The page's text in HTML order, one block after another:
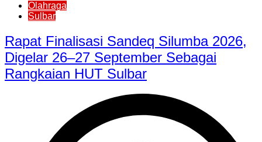
Olahraga
Sulbar
Rapat Finalisasi Sandeq Silumba 2026,
Digelar 26–27 September Sebagai
Rangkaian HUT Sulbar